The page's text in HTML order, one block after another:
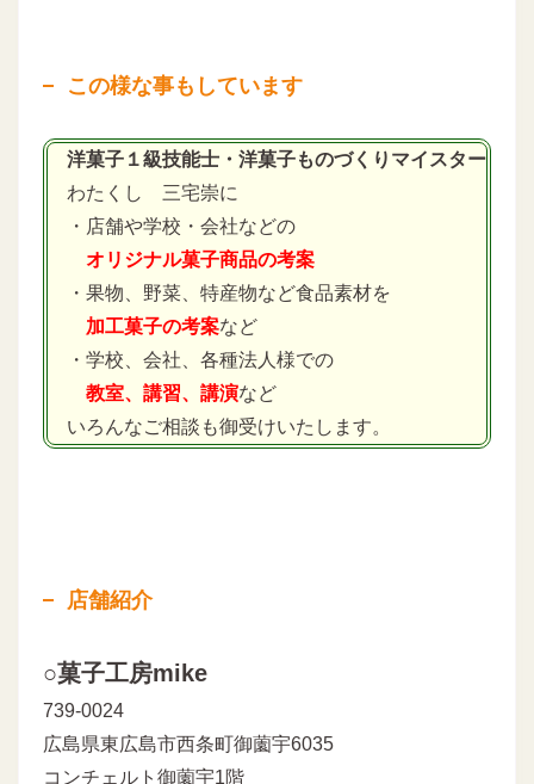
この様な事もしています
洋菓子１級技能士・洋菓子ものづくりマイスター
わたくし 三宅崇に
・店舗や学校・会社などの
オリジナル菓子商品の考案
・果物、野菜、特産物など食品素材を
加工菓子の考案など
・学校、会社、各種法人様での
教室、講習、講演など
いろんなご相談も御受けいたします。
店舗紹介
○菓子工房mike
739-0024
広島県東広島市西条町御薗宇6035
コンチェルト御薗宇1階